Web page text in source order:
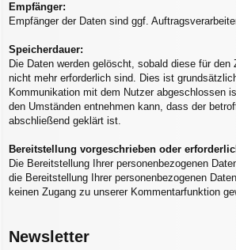
Empfänger:
Empfänger der Daten sind ggf.
Speicherdauer:
Die Daten werden gelöscht, sobald diese für den
nicht mehr erforderlich sind. Dies ist
Kommunikation mit dem Nutzer abgeschlossen
den Umständen entnehmen kann, dass der
abschließend geklärt ist.
Bereitstellung vorgeschrieben oder
Die Bereitstellung Ihrer personenbezogenen
die Bereitstellung Ihrer personenbezogenen
keinen Zugang zu unserer Kommentarfunktion
Newsletter